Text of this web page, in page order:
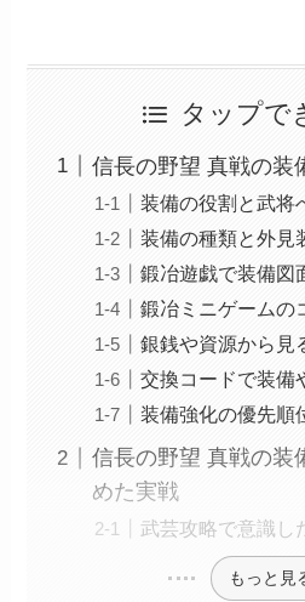
タップで
信長の野望 真戦の装
装備の役割と武将
装備の種類と外見
鍛冶遊戯で装備図
鍛冶ミニゲームの
銀銭や資源から見
交換コードで装備
装備強化の優先順
信長の野望 真戦の装
めた実戦
武芸攻略で意識し
もっと見